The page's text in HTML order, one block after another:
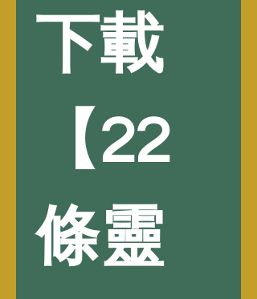
下載
【22
條靈